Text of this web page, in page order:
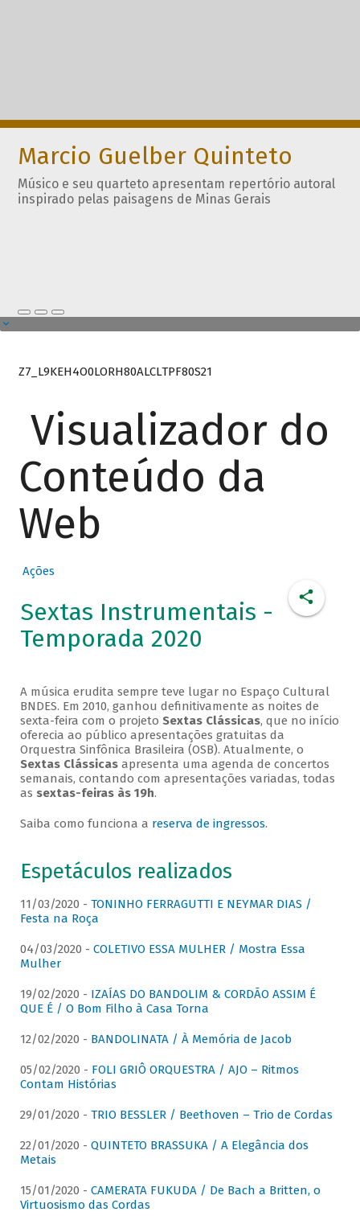
Marcio Guelber Quinteto
Músico e seu quarteto apresentam repertório autoral
inspirado pelas paisagens de Minas Gerais
Z7_L9KEH4O0LORH80ALCLTPF80S21
Visualizador do
Conteúdo da
Web
Ações
Sextas Instrumentais -
Temporada 2020
A música erudita sempre teve lugar no Espaço Cultural
BNDES. Em 2010, ganhou definitivamente as noites de
sexta-feira com o projeto Sextas Clássicas, que no início
oferecia ao público apresentações gratuitas da
Orquestra Sinfônica Brasileira (OSB). Atualmente, o
Sextas Clássicasapresenta uma agenda de concertos
semanais, contando com apresentações variadas, todas
as sextas-feiras às 19h.
Saiba como funciona a reserva de ingressos.
Espetáculos realizados
11/03/2020 - TONINHO FERRAGUTTI E NEYMAR DIAS /
Festa na Roça
04/03/2020 - COLETIVO ESSA MULHER / Mostra Essa
Mulher
19/02/2020 - IZAÍAS DO BANDOLIM & CORDÃO ASSIM É
QUE É / O Bom Filho à Casa Torna
12/02/2020 - BANDOLINATA / À Memória de Jacob
05/02/2020 - FOLI GRIÔ ORQUESTRA / AJO – Ritmos
Contam Histórias
29/01/2020 - TRIO BESSLER / Beethoven – Trio de Cordas
22/01/2020 - QUINTETO BRASSUKA / A Elegância dos
Metais
15/01/2020 - CAMERATA FUKUDA / De Bach a Britten, o
Virtuosismo das Cordas